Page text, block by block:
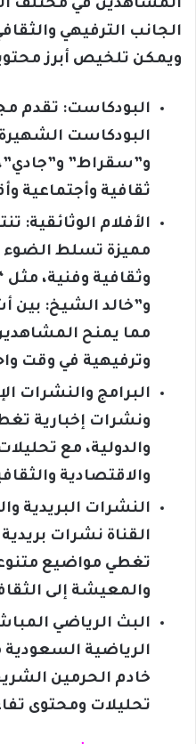
المشاهدين في مختلف
الجانب الترفيهي
ويمكن تلخيص أبرز
البودكاست: تقدم
البودكاست
و”سقراط”
ثقافية وأجتماعية
الأفلام الوثائقية:
مميزة تسلط
وثقافية وفنية،
و”خالد الشيخ: بين
مما يمنح
وترفيهية في وقت
البرامج والنشرات
ونشرات إخبارية
والدولية، مع
والاقتصادية
النشرات البريدية
القناة نشرات
تغطي مواضيع
والمعيشة إلى
البث الرياضي
الرياضية
خادم الحرمين
تحليلات ومحتوى